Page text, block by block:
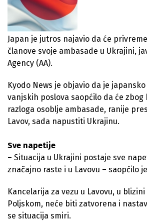
Japan je jutros najavio da će
članove svoje ambasade u Ukrajini,
Agency (AA).
Kyodo News je objavio da je
vanjskih poslova saopćilo da će zbog
razloga osoblje ambasade, ranije
Lavov, sada napustiti Ukrajinu.
Sve napetije
– Situacija u Ukrajini postaje sve
značajno raste i u Lavovu – saopćilo
Kancelarija za vezu u Lavovu, u
Poljskom, neće biti zatvorena i
se situacija smiri.